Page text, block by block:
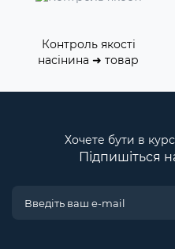
Контроль якості
насінина ➜ товар
Хочете бути в
Підпишіться